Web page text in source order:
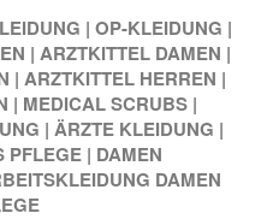
| OP-KLEIDUNG |
| ARZTKITTEL DAMEN |
| ARZTKITTEL HERREN |
| MEDICAL SCRUBS |
| ÄRZTE KLEIDUNG |
PFLEGE | DAMEN
DAMEN